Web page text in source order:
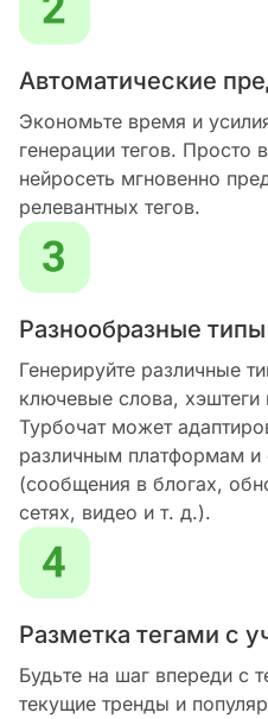
Автоматические
Экономьте время и
генерации тегов. Просто
нейросеть мгновенно
релевантных тегов.
Разнообразные типы
Генерируйте различные
ключевые слова, хэштеги
Турбочат может
различным платформам и
(сообщения в блогах,
сетях, видео и т. д.).
Разметка тегами с
Будьте на шаг впереди с
текущие тренды и